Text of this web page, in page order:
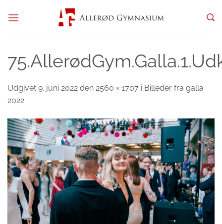
Udgivet 9. juni 2022 den 2560 × 1707 i Billeder fra galla
2022